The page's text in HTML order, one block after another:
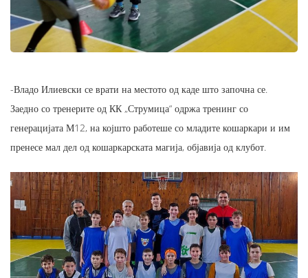
-Владо Илиевски се врати на местото од каде што започна се.
Заедно со тренерите од КК „Струмица“ одржа тренинг со
генерацијата М12, на којшто работеше со младите кошаркари и им
пренесе мал дел од кошаркарската магија, објавија од клубот.